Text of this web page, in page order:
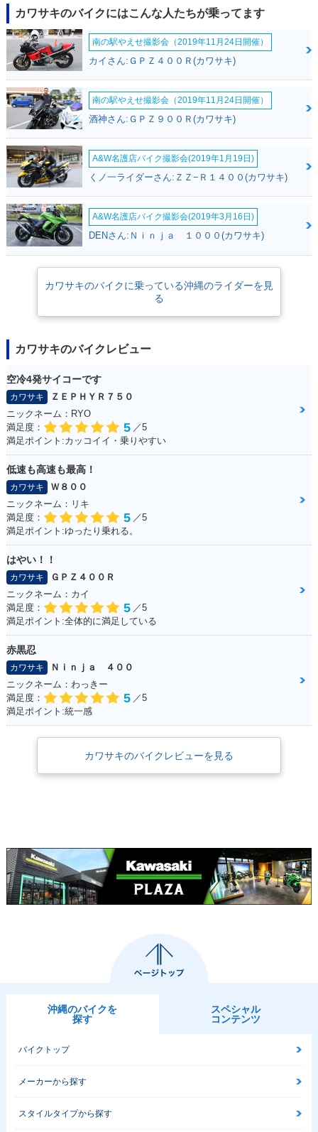
カワサキのバイクにはこんな人たちが乗ってます
南の駅やえせ撮影会（2019年11月24日開催）
カイさん:ＧＰＺ４００Ｒ(カワサキ)
南の駅やえせ撮影会（2019年11月24日開催）
酒神さん:ＧＰＺ９００Ｒ(カワサキ)
A&W名護店バイク撮影会(2019年1月19日)
くノ一ライダーさん:ＺＺ−Ｒ１４００(カワサキ)
A&W名護店バイク撮影会(2019年3月16日)
DENさん:Ｎｉｎｊａ １０００(カワサキ)
カワサキのバイクに乗っている沖縄のライダーを見
る
カワサキのバイクレビュー
空冷4発サイコーです
カワサキ
ＺＥＰＨＹＲ７５０
ニックネーム：RYO
満足度：
5 ／5
満足ポイント:カッコイイ・乗りやすい
低速も高速も最高！
カワサキ
Ｗ８００
ニックネーム：リキ
満足度：
5 ／5
満足ポイント:ゆったり乗れる。
はやい！！
カワサキ
ＧＰＺ４００Ｒ
ニックネーム：カイ
満足度：
5 ／5
満足ポイント:全体的に満足している
赤黒忍
カワサキ
Ｎｉｎｊａ ４００
ニックネーム：わっきー
満足度：
5 ／5
満足ポイント:統一感
カワサキのバイクレビューを見る
沖縄のバイクを
探す
スペシャル
コンテンツ
バイクトップ
メーカーから探す
スタイルタイプから探す